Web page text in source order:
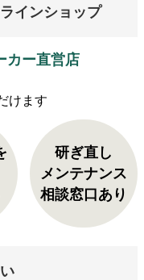
インショップ
カー直営店
研ぎ直し
メンテナンス
相談窓口あり